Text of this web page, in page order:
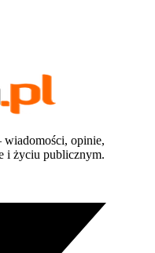
opinie,
i życiu publicznym.